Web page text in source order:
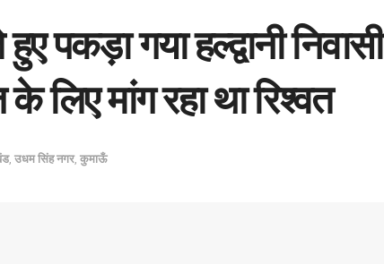
पकड़ा गया हल्द्वानी निवासी
लिए मांग रहा था रिश्वत
, उधम सिंह नगर, कुमाऊँ